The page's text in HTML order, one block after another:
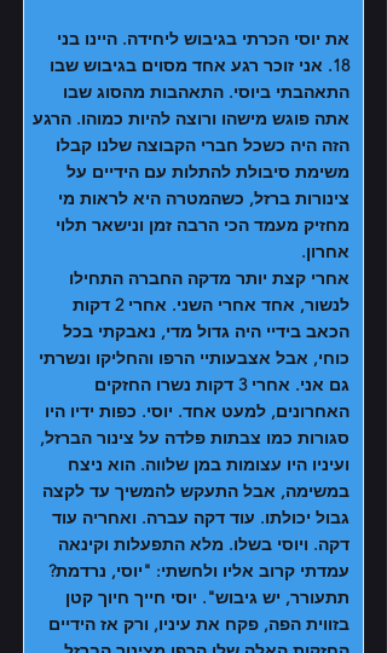
את יוסי הכרתי בגיבוש ליחידה. היינו בני
18. אני זוכר רגע אחד מסוים בגיבוש שבו
התאהבתי ביוסי. התאהבות מהסוג שבו
אתה פוגש מישהו ורוצה להיות כמוהו. הרגע
הזה היה כשכל חברי הקבוצה שלנו קבלו
משימת סיבולת להתלות עם הידיים על
צינורות ברזל, כשהמטרה היא לראות מי
מחזיק מעמד הכי הרבה זמן ונישאר תלוי
אחרון.
אחרי קצת יותר מדקה החברה התחילו
לנשור, אחד אחרי השני. אחרי 2 דקות
הכאב בידיי היה גדול מדי, נאבקתי בכל
כוחי, אבל אצבעותיי הרפו והחליקו ונשרתי
גם אני. אחרי 3 דקות נשרו החזקים
האחרונים, למעט אחד. יוסי. כפות ידיו היו
סגורות כמו צבתות פלדה על צינור הברזל,
ועיניו היו עצומות במן שלווה. הוא ניצח
במשימה, אבל התעקש להמשיך עד לקצה
גבול יכולתו. עוד דקה עברה. ואחריה עוד
דקה. ויוסי בשלו. מלא התפעלות וקינאה
עמדתי קרוב אליו ולחשתי: "יוסי, נרדמת?
תתעורר, יש גיבוש". יוסי חייך חיוך קטן
בזווית הפה, פקח את עיניו, ורק אז הידיים